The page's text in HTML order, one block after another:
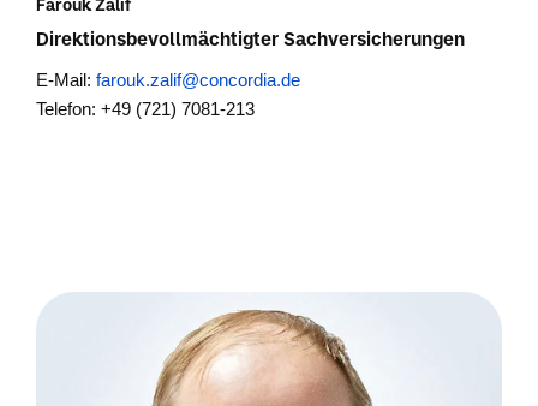
Farouk Zalif
Direktionsbevollmächtigter Sachversicherungen
E-Mail: farouk.zalif@concordia.de
Telefon: +49 (721) 7081-213